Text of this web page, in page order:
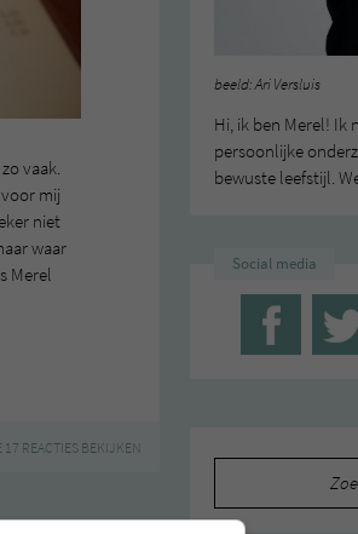
vaak.
mij
niet
waar
Merel
17 REACTIES BEKIJKEN
beeld: Ari Versluis
Hi, ik ben Merel! Ik
persoonlijke
bewuste leefstijl.
Social media